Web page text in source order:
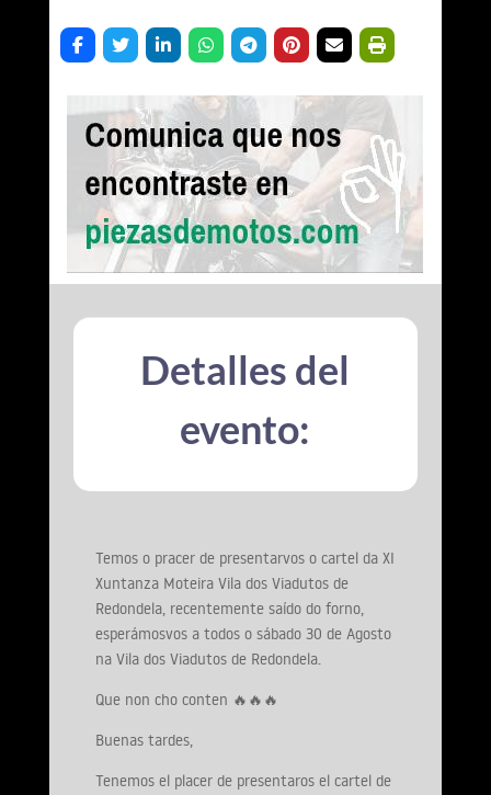
Detalles del
evento:
Temos o pracer de presentarvos o cartel da XI
Xuntanza Moteira Vila dos Viadutos de
Redondela, recentemente saído do forno,
esperámosvos a todos o sábado 30 de Agosto
na Vila dos Viadutos de Redondela.
Que non cho conten 🔥🔥🔥
Buenas tardes,
Tenemos el placer de presentaros el cartel de